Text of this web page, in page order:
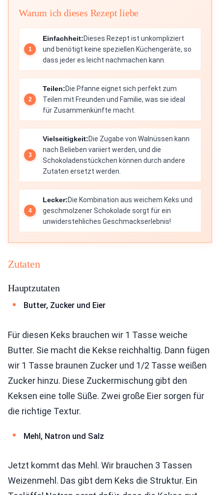
Warum ich dieses Rezept liebe
Einfachheit:Dieses Rezept ist unkompliziert
und benötigt keine speziellen Küchengeräte, so
dass jeder es leicht nachmachen kann.
Teilen:Die Pfanne eignet sich perfekt zum
Teilen mit Freunden und Familie, was sie ideal
für Zusammenkünfte macht.
Vielseitigkeit:Die Zugabe von Walnüssen kann
nach Belieben variiert werden, und die
Schokoladenstückchen können durch andere
Zutaten ersetzt werden.
Lecker:Die Kombination aus weichem Keks und
geschmolzener Schokolade sorgt für ein
unwiderstehliches Geschmackserlebnis!
Zutaten
Hauptzutaten
Butter, Zucker und Eier
Für diesen Keks brauchen wir 1 Tasse weiche
Butter. Sie macht die Kekse reichhaltig. Dann fügen
wir 1 Tasse braunen Zucker und 1/2 Tasse weißen
Zucker hinzu. Diese Zuckermischung gibt den
Keksen eine tolle Süße. Zwei große Eier sorgen für
die richtige Textur.
Mehl, Natron und Salz
Jetzt kommt das Mehl. Wir brauchen 3 Tassen
Weizenmehl. Das gibt dem Keks die Struktur. Ein